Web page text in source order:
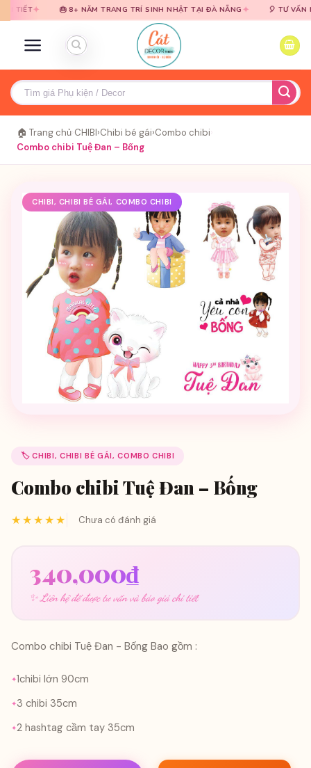
qua
qua
🎂 8+ NĂM TRANG TRÍ SINH NHẬT TẠI ĐÀ NẴNG✦ 🎈 TƯ VẤN MIỄN PHÍ
Tìm
kiếm:
🏠 Trang chủ CHIBI›Chibi bé gái›Combo chibi
Combo chibi Tuệ Đan – Bống
CHIBI, CHIBI BÉ GÁI, COMBO CHIBI
🏷️ CHIBI, CHIBI BÉ GÁI, COMBO CHIBI
Combo chibi Tuệ Đan – Bống
★★★★★ Chưa có đánh giá
340,000₫
✨ Liên hệ để được tư vấn và báo giá chi tiết
Combo chibi Tuệ Đan - Bống Bao gồm :
1chibi lớn 90cm
3 chibi 35cm
2 hashtag cầm tay 35cm